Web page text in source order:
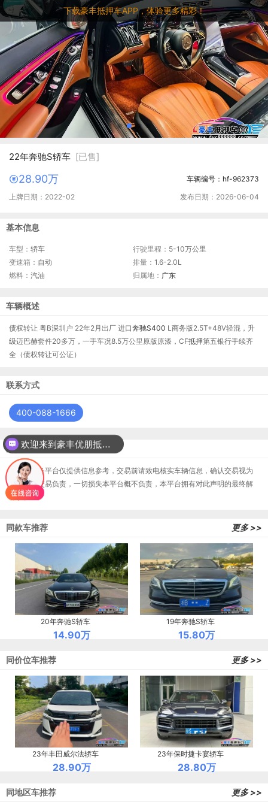
下载豪丰抵押车APP，体验更多精彩！
22年奔驰S轿车 [已售]
28.90万
车辆编号：hf-962373
上牌日期：2022-02
发布日期：2026-06-04
基本信息
车型： 轿车 行驶里程： 5-10万公里
变速箱： 自动 排量： 1.6-2.0L
燃料： 汽油 归属地： 广东
车辆概述
债权转让 粤B深圳户 22年2月出厂 进口奔驰S400 L商务版2.5T+48V轻混，升
级迈巴赫套件20多万，一手车况8.5万公里原版原漆，CF抵押第五银行手续齐
全（债权转让可公证）
联系方式
400-088-1666
免责声明
本居间服务平台仅提供信息参考，交易前请致电核实车辆信息，确认交易视为
您对本次交易负责，一切损失本平台概不负责，本平台拥有对此声明的最终解
释权。
同款车推荐 更多 >>
20年奔驰S轿车
14.90万
19年奔驰S轿车
15.80万
同价位车推荐 更多 >>
23年丰田威尔法轿车
28.90万
23年保时捷卡宴轿车
28.80万
同地区车推荐 更多 >>
欢迎来到豪丰优朋抵押车平台？